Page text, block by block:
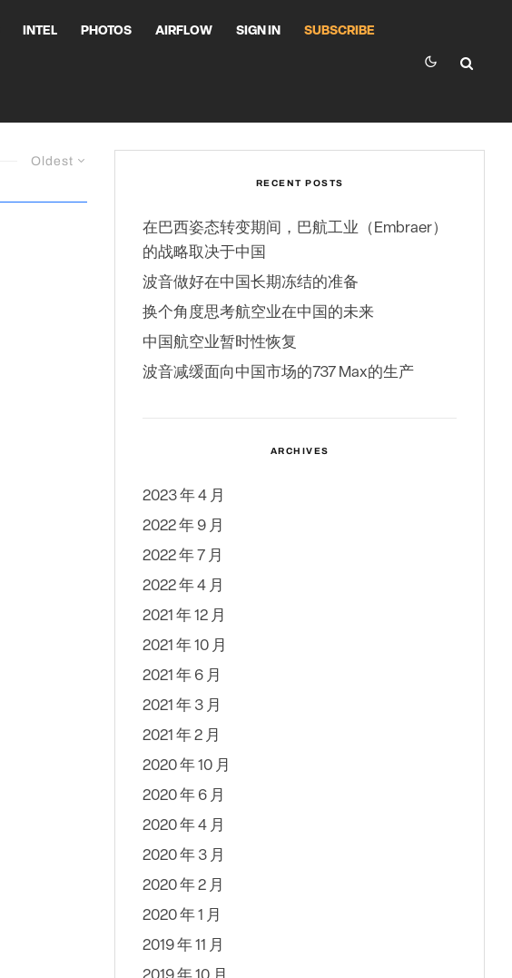
INTEL PHOTOS AIRFLOW SIGN IN SUBSCRIBE
Oldest
RECENT POSTS
在巴西姿态转变期间，巴航工业（Embraer）
的战略取决于中国
波音做好在中国长期冻结的准备
换个角度思考航空业在中国的未来
中国航空业暂时性恢复
波音减缓面向中国市场的737 Max的生产
ARCHIVES
2023 年 4 月
2022 年 9 月
2022 年 7 月
2022 年 4 月
2021 年 12 月
2021 年 10 月
2021 年 6 月
2021 年 3 月
2021 年 2 月
2020 年 10 月
2020 年 6 月
2020 年 4 月
2020 年 3 月
2020 年 2 月
2020 年 1 月
2019 年 11 月